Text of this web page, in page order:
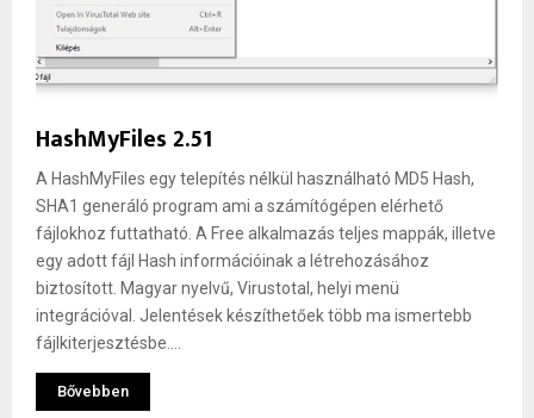
HashMyFiles 2.51
A HashMyFiles egy telepítés nélkül használható MD5 Hash,
SHA1 generáló program ami a számítógépen elérhető
fájlokhoz futtatható. A Free alkalmazás teljes mappák, illetve
egy adott fájl Hash információinak a létrehozásához
biztosított. Magyar nyelvű, Virustotal, helyi menü
integrációval. Jelentések készíthetőek több ma ismertebb
fájlkiterjesztésbe....
Bővebben